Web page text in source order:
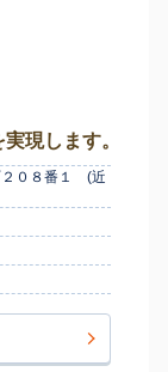
現します。
２０８番１ (近